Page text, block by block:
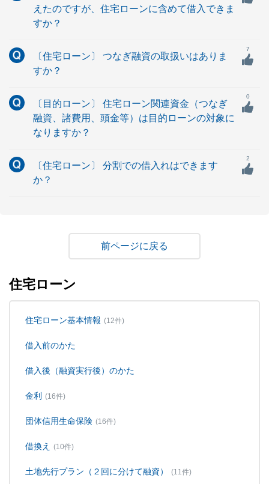
えたのですが、住宅ローンに含めて借入できま
すか？
〔住宅ローン〕 つなぎ融資の取扱いはありま
すか？
7
〔目的ローン〕 住宅ローン関連資金（つなぎ
融資、諸費用、頭金等）は目的ローンの対象に
なりますか？
0
〔住宅ローン〕 分割での借入れはできます
か？
2
戻る
住宅ローン
住宅ローン基本情報 (12件)
借入前のかた
借入後（融資実行後）のかた
金利 (16件)
団体信用生命保険 (16件)
借換え (10件)
土地先行プラン（２回に分けて融資） (11件)